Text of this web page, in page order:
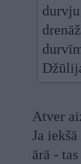
Atver
Ja
ārā -